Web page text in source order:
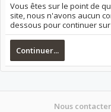
Vous êtes sur le point de
site, nous n'avons aucun
dessous pour continuer
Continuer...
Nous contacter